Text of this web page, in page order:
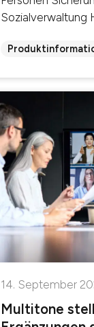
Sozialverwaltung
14. September
Multitone